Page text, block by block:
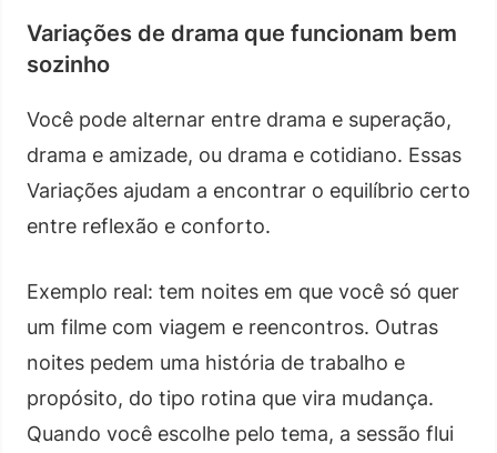
Variações de drama que funcionam bem
sozinho
Você pode alternar entre drama e superação,
drama e amizade, ou drama e cotidiano. Essas
Variações ajudam a encontrar o equilíbrio certo
entre reflexão e conforto.
Exemplo real: tem noites em que você só quer
um filme com viagem e reencontros. Outras
noites pedem uma história de trabalho e
propósito, do tipo rotina que vira mudança.
Quando você escolhe pelo tema, a sessão flui